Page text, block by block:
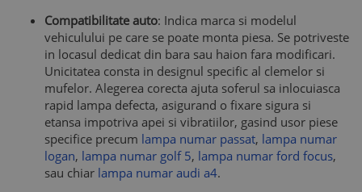
Compatibilitate auto: Indica marca si modelul
vehiculului pe care se poate monta piesa. Se potriveste
in locasul dedicat din bara sau haion fara modificari.
Unicitatea consta in designul specific al clemelor si
mufelor. Alegerea corecta ajuta soferul sa inlocuiasca
rapid lampa defecta, asigurand o fixare sigura si
etansa impotriva apei si vibratiilor, gasind usor piese
specifice precum lampa numar passat, lampa numar
logan, lampa numar golf 5, lampa numar ford focus,
sau chiar lampa numar audi a4.